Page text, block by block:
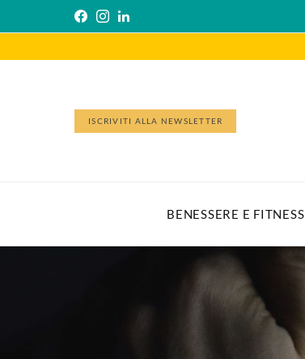
ISCRIVITI ALLA NEWSLETTER
BENESSERE E FITNESS